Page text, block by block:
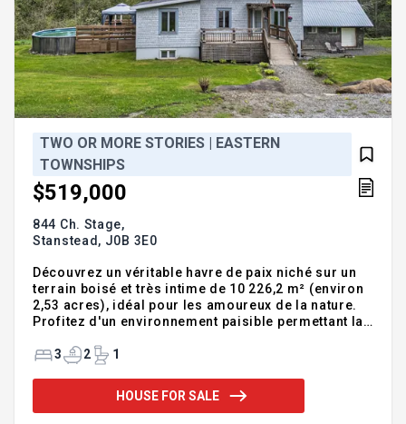
TWO OR MORE STORIES | EASTERN
TOWNSHIPS
$519,000
844 Ch. Stage,
Stanstead, J0B 3E0
Découvrez un véritable havre de paix niché sur un
terrain boisé et très intime de 10 226,2 m² (environ
2,53 acres), idéal pour les amoureux de la nature.
Profitez d'un environnement paisible permettant la
détente en toute tranquillité. Cette chaleureuse
ainsi que 2 salles de bain complètes, créant un
espace de vie convivial et lumineux, parfait pour
3 2 1
HOUSE FOR SALE